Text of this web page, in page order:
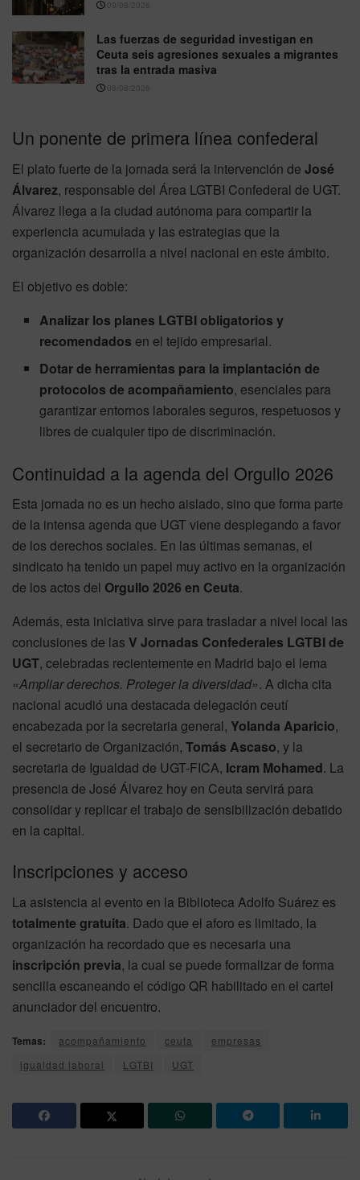
09/08/2026
Las fuerzas de seguridad investigan en
Ceuta seis agresiones sexuales a migrantes
tras la entrada masiva
08/08/2026
Un ponente de primera línea confederal
El plato fuerte de la jornada será la intervención de José
Álvarez, responsable del Área LGTBI Confederal de UGT.
Álvarez llega a la ciudad autónoma para compartir la
experiencia acumulada y las estrategias que la
organización desarrolla a nivel nacional en este ámbito.
El objetivo es doble:
Analizar los planes LGTBI obligatorios y
recomendados en el tejido empresarial.
Dotar de herramientas para la implantación de
protocolos de acompañamiento, esenciales para
garantizar entornos laborales seguros, respetuosos y
libres de cualquier tipo de discriminación.
Continuidad a la agenda del Orgullo 2026
Esta jornada no es un hecho aislado, sino que forma parte
de la intensa agenda que UGT viene desplegando a favor
de los derechos sociales. En las últimas semanas, el
sindicato ha tenido un papel muy activo en la organización
de los actos del Orgullo 2026 en Ceuta.
Además, esta iniciativa sirve para trasladar a nivel local las
conclusiones de las V Jornadas Confederales LGTBI de
UGT, celebradas recientemente en Madrid bajo el lema
«Ampliar derechos. Proteger la diversidad». A dicha cita
nacional acudió una destacada delegación ceutí
encabezada por la secretaria general, Yolanda Aparicio,
el secretario de Organización, Tomás Ascaso, y la
secretaria de Igualdad de UGT-FICA, Icram Mohamed. La
presencia de José Álvarez hoy en Ceuta servirá para
consolidar y replicar el trabajo de sensibilización debatido
en la capital.
Inscripciones y acceso
La asistencia al evento en la Biblioteca Adolfo Suárez es
totalmente gratuita. Dado que el aforo es limitado, la
organización ha recordado que es necesaria una
inscripción previa, la cual se puede formalizar de forma
sencilla escaneando el código QR habilitado en el cartel
anunciador del encuentro.
Temas: acompañamiento ceuta
empresas
igualdad laboral
LGTBI UGT